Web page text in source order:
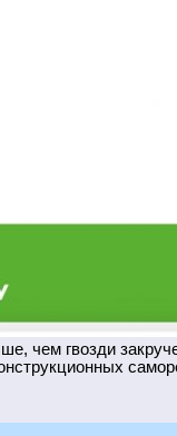
чем гвозди